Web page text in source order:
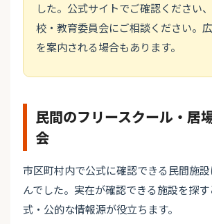
した。公式サイトでご確認ください
校・教育委員会にご相談ください。
を案内される場合もあります。
民間のフリースクール・居
会
市区町村内で公式に確認できる民間施
んでした。実在が確認できる施設を探
式・公的な情報源が役立ちます。